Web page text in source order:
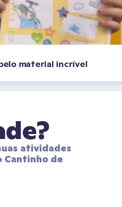
material incrível
atividades
Cantinho de